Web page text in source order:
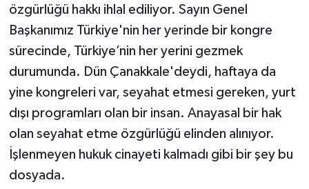
özgürlüğü hakkı ihlal ediliyor. Sayın Genel
Başkanımız Türkiye'nin her yerinde bir kongre
sürecinde, Türkiye’nin her yerini gezmek
durumunda. Dün Çanakkale'deydi, haftaya da
yine kongreleri var, seyahat etmesi gereken, yurt
dışı programları olan bir insan. Anayasal bir hak
olan seyahat etme özgürlüğü elinden alınıyor.
İşlenmeyen hukuk cinayeti kalmadı gibi bir şey bu
dosyada.